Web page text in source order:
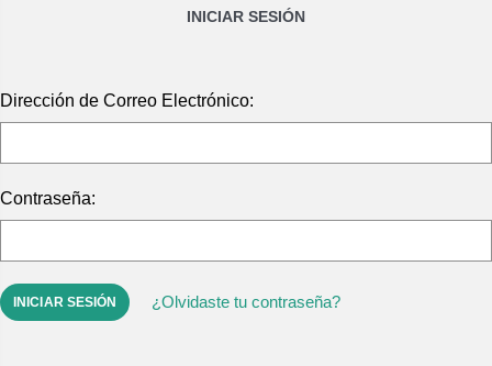
INICIAR SESIÓN
Dirección de Correo Electrónico:
Contraseña:
¿Olvidaste tu contraseña?